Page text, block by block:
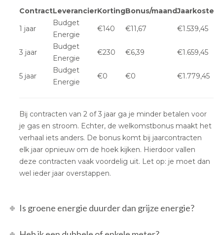
ContractLeverancierKortingBonus/maandJaarkosten
1 jaar
Budget
Energie
€140 €11,67 €1.539,45
3 jaar
Budget
Energie
€230 €6,39 €1.659,45
5 jaar
Budget
Energie
€0 €0 €1.779,45
Bij contracten van 2 of 3 jaar ga je minder betalen voor
je gas en stroom. Echter, de welkomstbonus maakt het
verhaal iets anders. De bonus komt bij jaarcontracten
elk jaar opnieuw om de hoek kijken. Hierdoor vallen
deze contracten vaak voordelig uit. Let op: je moet dan
wel ieder jaar overstappen.
Is groene energie duurder dan grijze energie?